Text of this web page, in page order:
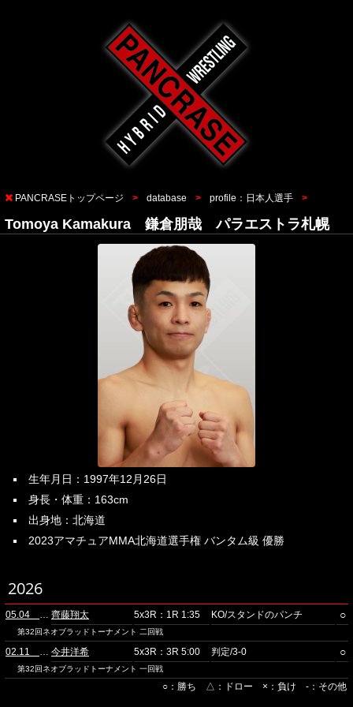
PANCRASEトップページ database profile：日本人選手
Tomoya Kamakura 鎌倉朋哉 パラエストラ札幌
生年月日：1997年12月26日
身長・体重：163cm
出身地：北海道
2023アマチュアMMA北海道選手権 バンタム級 優勝
2026
05.04 品川 齊藤翔太 5x3R：1R 1:35 KO/スタンドのパンチ ○
第32回ネオブラッドトーナメント 二回戦
02.11 品川 今井洋希 5x3R：3R 5:00 判定/3-0 ○
第32回ネオブラッドトーナメント 一回戦
○：勝ち △：ドロー ×：負け -：その他